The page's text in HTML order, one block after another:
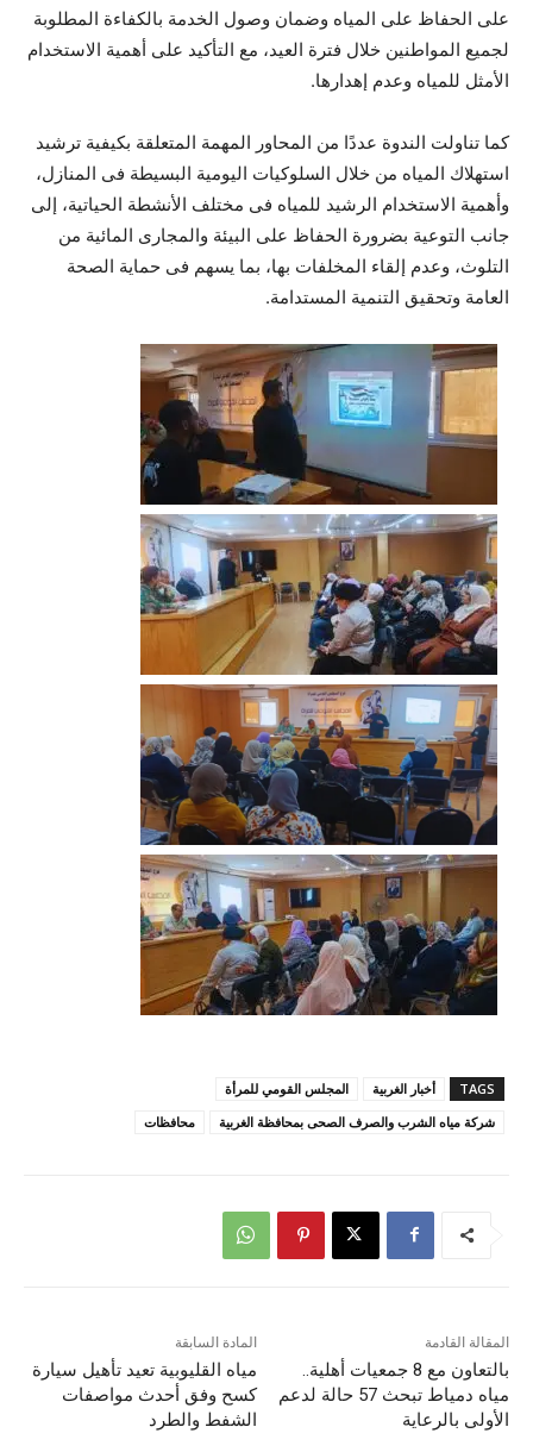
على الحفاظ على المياه وضمان وصول الخدمة بالكفاءة المطلوبة
لجميع المواطنين خلال فترة العيد، مع التأكيد على أهمية الاستخدام
الأمثل للمياه وعدم إهدارها.
كما تناولت الندوة عددًا من المحاور المهمة المتعلقة بكيفية ترشيد
استهلاك المياه من خلال السلوكيات اليومية البسيطة فى المنازل،
وأهمية الاستخدام الرشيد للمياه فى مختلف الأنشطة الحياتية، إلى
جانب التوعية بضرورة الحفاظ على البيئة والمجارى المائية من
التلوث، وعدم إلقاء المخلفات بها، بما يسهم فى حماية الصحة
العامة وتحقيق التنمية المستدامة.
TAGS أخبار الغربية
المجلس القومي للمرأة
شركة مياه الشرب والصرف الصحى بمحافظة الغربية
محافظات
المادة السابقة
مياه القليوبية تعيد تأهيل سيارة
كسح وفق أحدث مواصفات
الشفط والطرد
المقالة القادمة
بالتعاون مع 8 جمعيات أهلية..
مياه دمياط تبحث 57 حالة لدعم
الأولى بالرعاية